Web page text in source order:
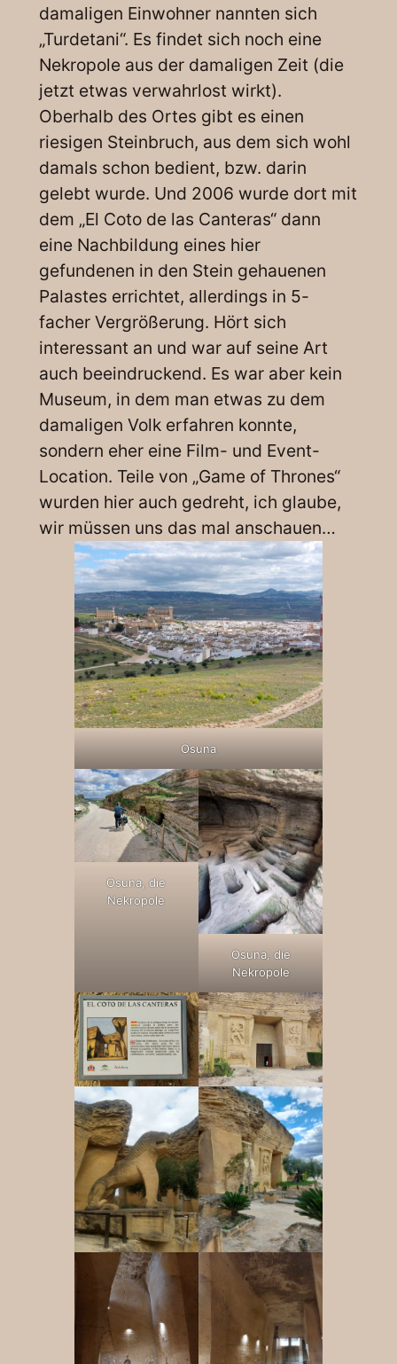
damaligen Einwohner nannten sich
„Turdetani“. Es findet sich noch eine
Nekropole aus der damaligen Zeit (die
jetzt etwas verwahrlost wirkt).
Oberhalb des Ortes gibt es einen
riesigen Steinbruch, aus dem sich wohl
damals schon bedient, bzw. darin
gelebt wurde. Und 2006 wurde dort mit
dem „El Coto de las Canteras“ dann
eine Nachbildung eines hier
gefundenen in den Stein gehauenen
Palastes errichtet, allerdings in 5-
facher Vergrößerung. Hört sich
interessant an und war auf seine Art
auch beeindruckend. Es war aber kein
Museum, in dem man etwas zu dem
damaligen Volk erfahren konnte,
sondern eher eine Film- und Event-
Location. Teile von „Game of Thrones“
wurden hier auch gedreht, ich glaube,
wir müssen uns das mal anschauen…
Osuna
Osuna, die
Nekropole
Osuna, die
Nekropole